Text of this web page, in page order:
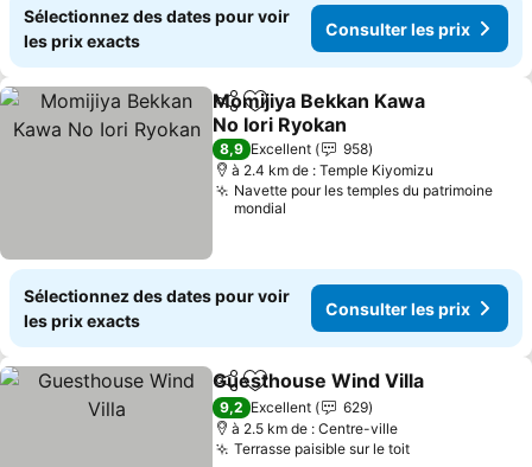
Sélectionnez des dates pour voir
les prix exacts
Consulter les prix
PartagerAjouter à mes favoris
Momijiya Bekkan Kawa
No Iori Ryokan
8,9 Excellent
958
à 2.4 km de : Temple Kiyomizu
Navette pour les temples du patrimoine
mondial
Sélectionnez des dates pour voir
les prix exacts
Consulter les prix
PartagerAjouter à mes favoris
Guesthouse Wind Villa
9,2 Excellent
629
à 2.5 km de : Centre-ville
Terrasse paisible sur le toit